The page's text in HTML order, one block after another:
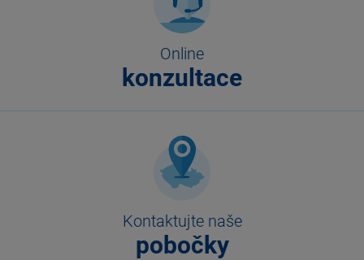
Online
konzultace
Kontaktujte naše
pobočky